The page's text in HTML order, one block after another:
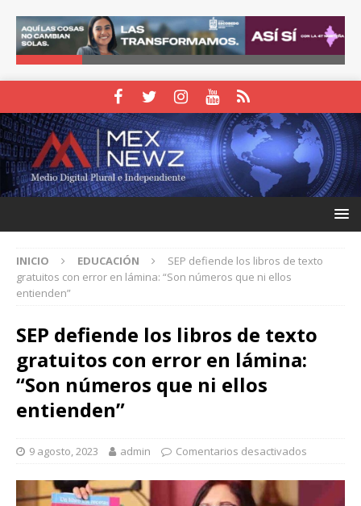
INICIO EDUCACIÓN
SEP defiende los libros de texto
gratuitos con error en lámina: “Son números que ni ellos
entienden”
SEP defiende los libros de texto
gratuitos con error en lámina:
“Son números que ni ellos
entienden”
9 agosto, 2023 admin Comentarios desactivados